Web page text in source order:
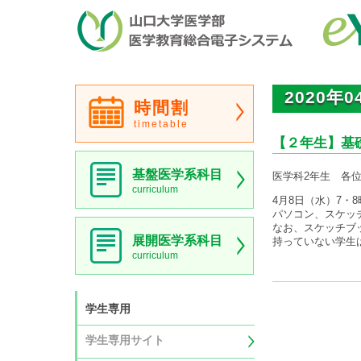
時間割
timetable
基盤医学系科目
curriculum
展開医学系科目
curriculum
学生専用
学生専用サイト
2020年
【２年生】
医学科2年生 各位
4月8日（水）7・
パソコン、スケッ
なお、スケッチブ
持っていない学生